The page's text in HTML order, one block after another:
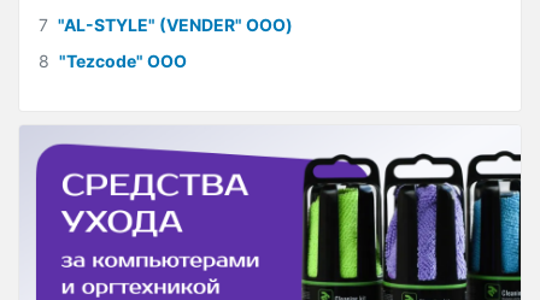
7 "AL-STYLE" (VENDER" ООО)
8 "Tezcode" ООО